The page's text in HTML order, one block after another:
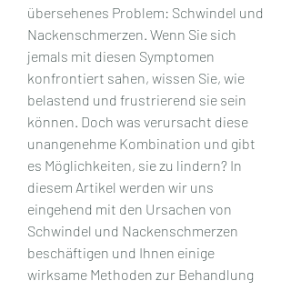
übersehenes Problem: Schwindel und
Nackenschmerzen. Wenn Sie sich
jemals mit diesen Symptomen
konfrontiert sahen, wissen Sie, wie
belastend und frustrierend sie sein
können. Doch was verursacht diese
unangenehme Kombination und gibt
es Möglichkeiten, sie zu lindern? In
diesem Artikel werden wir uns
eingehend mit den Ursachen von
Schwindel und Nackenschmerzen
beschäftigen und Ihnen einige
wirksame Methoden zur Behandlung